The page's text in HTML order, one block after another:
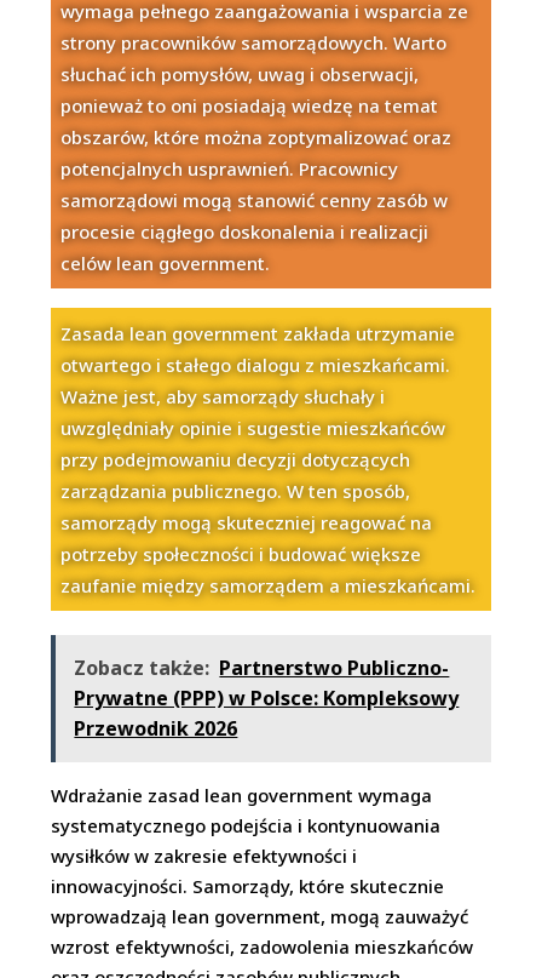
wymaga pełnego zaangażowania i wsparcia ze
strony pracowników samorządowych. Warto
słuchać ich pomysłów, uwag i obserwacji,
ponieważ to oni posiadają wiedzę na temat
obszarów, które można zoptymalizować oraz
potencjalnych usprawnień. Pracownicy
samorządowi mogą stanowić cenny zasób w
procesie ciągłego doskonalenia i realizacji
celów lean government.
Zasada lean government zakłada utrzymanie
otwartego i stałego dialogu z mieszkańcami.
Ważne jest, aby samorządy słuchały i
uwzględniały opinie i sugestie mieszkańców
przy podejmowaniu decyzji dotyczących
zarządzania publicznego. W ten sposób,
samorządy mogą skuteczniej reagować na
potrzeby społeczności i budować większe
zaufanie między samorządem a mieszkańcami.
Zobacz także: Partnerstwo Publiczno-
Prywatne (PPP) w Polsce: Kompleksowy
Przewodnik 2026
Wdrażanie zasad lean government wymaga
systematycznego podejścia i kontynuowania
wysiłków w zakresie efektywności i
innowacyjności. Samorządy, które skutecznie
wprowadzają lean government, mogą zauważyć
wzrost efektywności, zadowolenia mieszkańców